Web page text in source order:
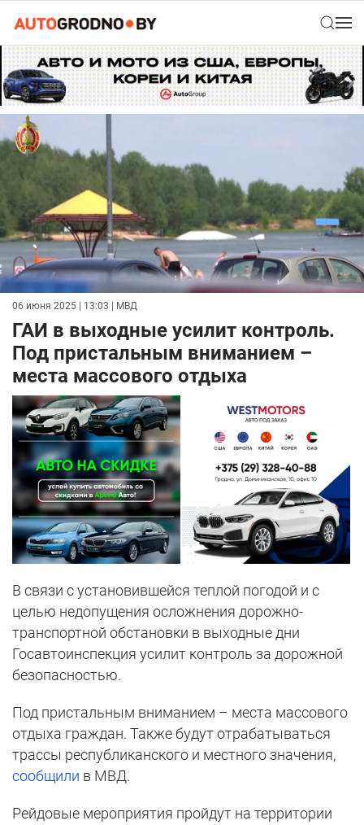
06 июня 2025 | 13:03 | МВД
ГАИ в выходные усилит контроль.
Под пристальным вниманием –
места массового отдыха
В связи с установившейся теплой погодой и с
целью недопущения осложнения дорожно-
транспортной обстановки в выходные дни
Госавтоинспекция усилит контроль за дорожной
безопасностью.
Под пристальным вниманием – места массового
отдыха граждан. Также будут отрабатываться
трассы республиканского и местного значения,
сообщили в МВД.
Рейдовые мероприятия пройдут на территории